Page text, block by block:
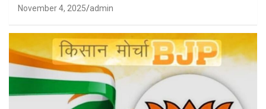
November 4, 2025 admin